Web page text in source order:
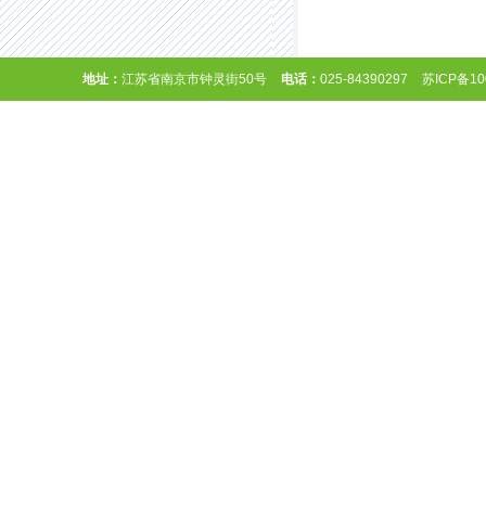
地址： 江苏省南京市钟灵街50号 电话： 025-84390297 苏ICP备